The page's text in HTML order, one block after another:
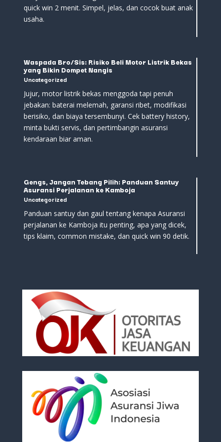
quick win 2 menit. Simpel, jelas, dan cocok buat anak
usaha.
Waspada Bro/Sis: Risiko Beli Motor Listrik Bekas
yang Bikin Dompet Nangis
Uncategorized
Jujur, motor listrik bekas menggoda tapi penuh
jebakan: baterai melemah, garansi ribet, modifikasi
berisiko, dan biaya tersembunyi. Cek battery history,
minta bukti servis, dan pertimbangin asuransi
kendaraan biar aman.
Gengs, Jangan Tebang Pilih: Panduan Santuy
Asuransi Perjalanan ke Kamboja
Uncategorized
Panduan santuy dan gaul tentang kenapa Asuransi
perjalanan ke Kamboja itu penting, apa yang dicek,
tips klaim, common mistake, dan quick win 90 detik.